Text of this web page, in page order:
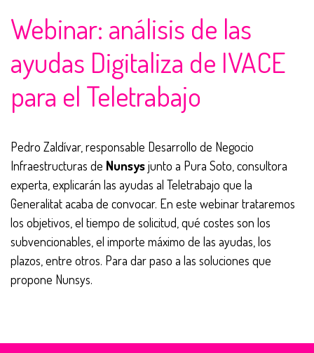
Webinar: análisis de las
ayudas Digitaliza de IVACE
para el Teletrabajo
Pedro Zaldívar, responsable Desarrollo de Negocio
Infraestructuras de Nunsysjunto a Pura Soto, consultora
experta, explicarán las ayudas al Teletrabajo que la
Generalitat acaba de convocar. En este webinar trataremos
los objetivos, el tiempo de solicitud, qué costes son los
subvencionables, el importe máximo de las ayudas, los
plazos, entre otros. Para dar paso a las soluciones que
propone Nunsys.